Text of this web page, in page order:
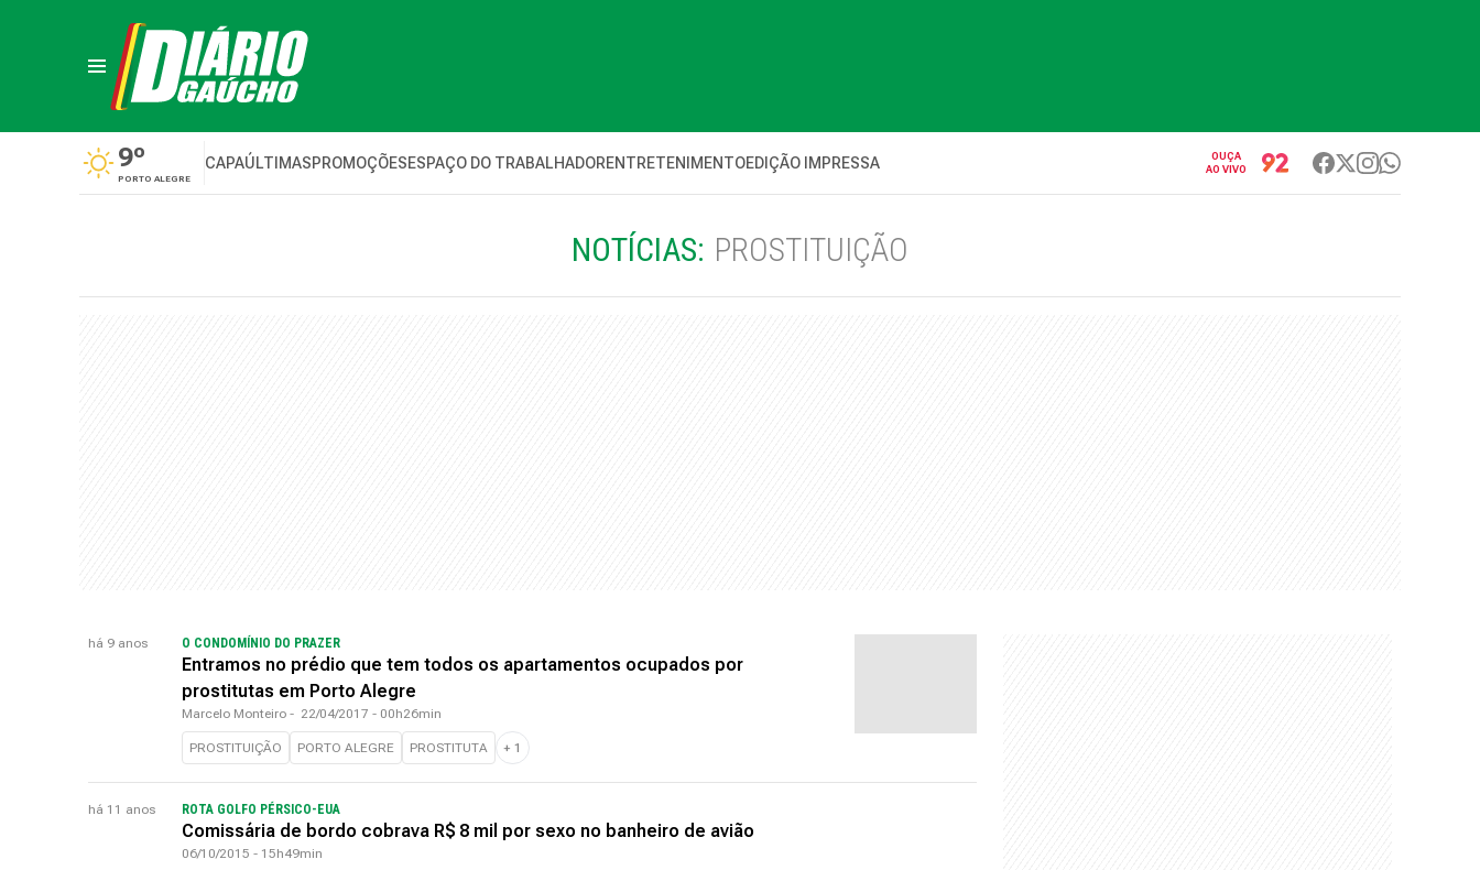
9º
PORTO ALEGRE
CAPAÚLTIMASPROMOÇÕESESPAÇO DO TRABALHADORENTRETENIMENTOEDIÇÃO IMPRESSA
OUÇA
AO VIVO
NOTÍCIAS: PROSTITUIÇÃO
há 9 anos O CONDOMÍNIO DO PRAZER
Entramos no prédio que tem todos os apartamentos ocupados por
prostitutas em Porto Alegre
Marcelo Monteiro - 22/04/2017 - 00h26min
PROSTITUIÇÃO PORTO ALEGRE PROSTITUTA + 1
há 11 anos ROTA GOLFO PÉRSICO-EUA
Comissária de bordo cobrava R$ 8 mil por sexo no banheiro de avião
06/10/2015 - 15h49min